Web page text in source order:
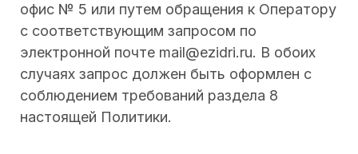
офис № 5 или путем обращения к Оператору
с соответствующим запросом по
электронной почте mail@ezidri.ru. В обоих
случаях запрос должен быть оформлен с
соблюдением требований раздела 8
настоящей Политики.